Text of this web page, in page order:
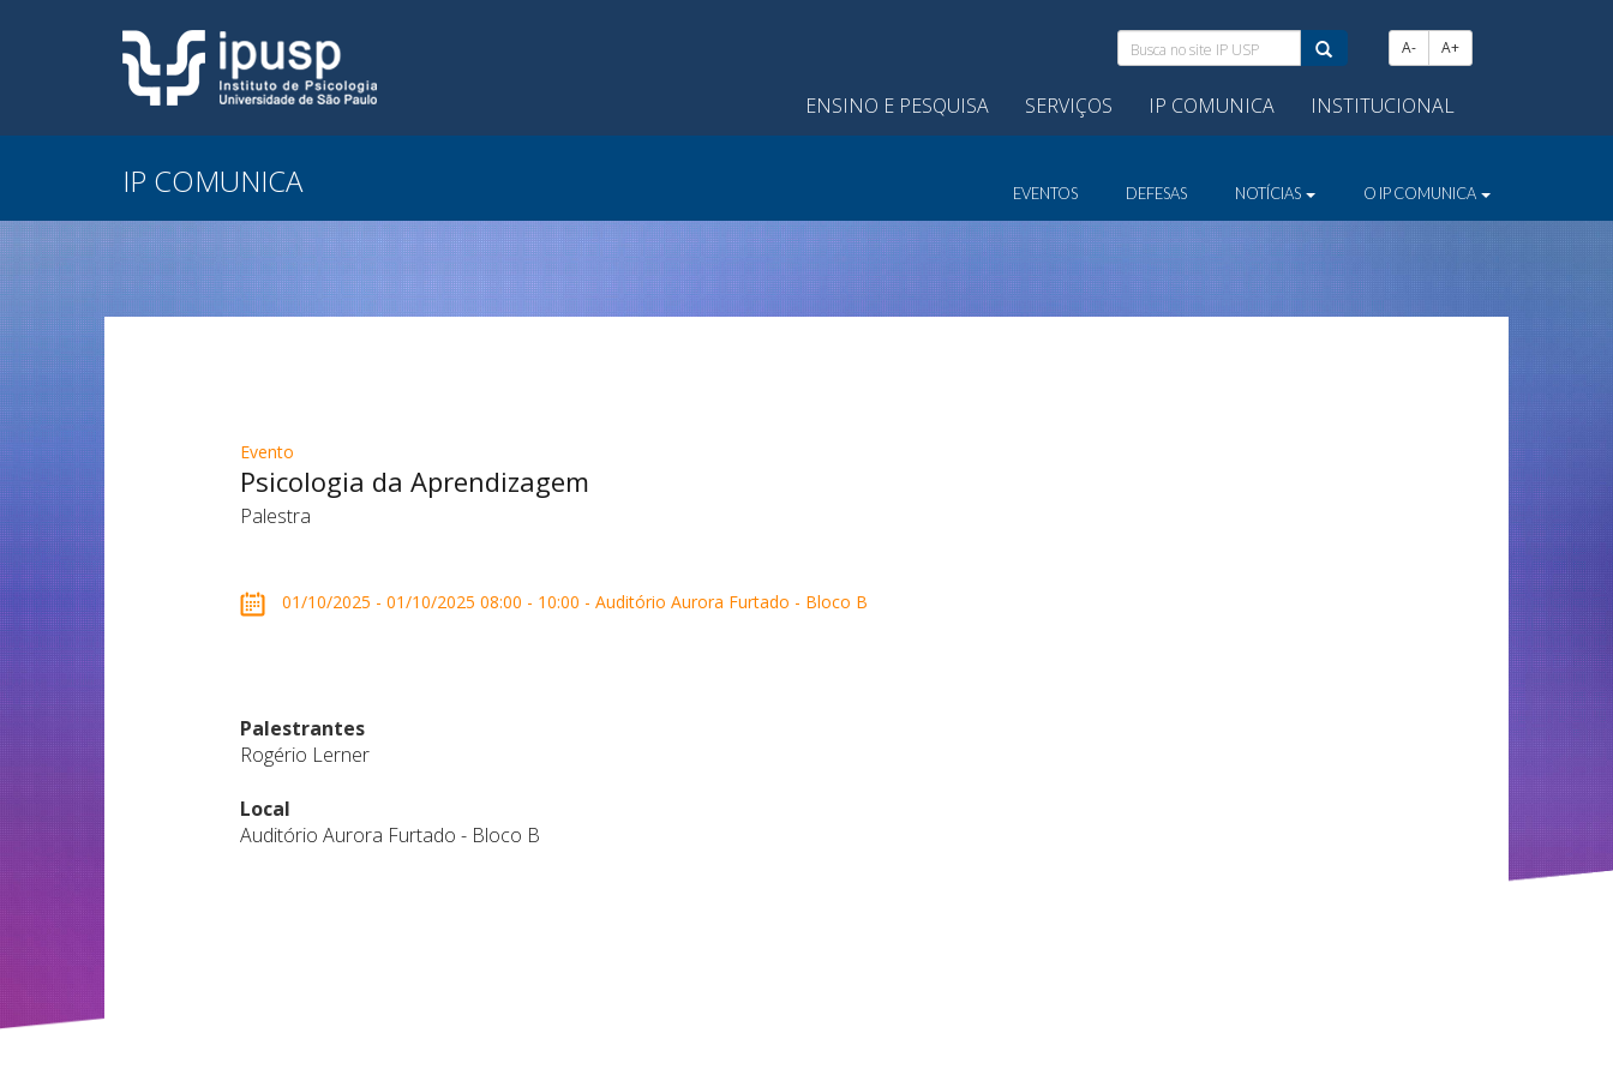
Busca
no
site
IP
A- A+
ENSINO E PESQUISA SERVIÇOS IP COMUNICA INSTITUCIONAL
IP COMUNICA EVENTOS DEFESAS NOTÍCIAS O IP COMUNICA
Evento
Psicologia da Aprendizagem
Palestra
01/10/2025 - 01/10/2025 08:00 - 10:00 - Auditório Aurora Furtado - Bloco B
Palestrantes
Rogério Lerner
Local
Auditório Aurora Furtado - Bloco B